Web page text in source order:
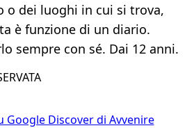
o dei luoghi in cui si trova,
è funzione di un diario.
sempre con sé. Dai 12 anni.
Google Discover di Avvenire